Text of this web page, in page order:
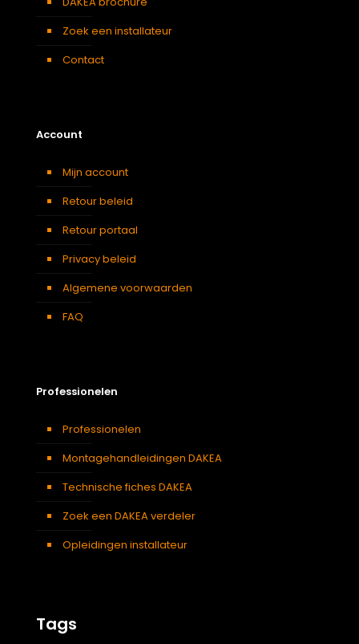
Zoek een installateur
Contact
Account
Mijn account
Retour beleid
Retour portaal
Privacy beleid
Algemene voorwaarden
FAQ
Professionelen
Professionelen
Montagehandleidingen DAKEA
Technische fiches DAKEA
Zoek een DAKEA verdeler
Opleidingen installateur
Tags